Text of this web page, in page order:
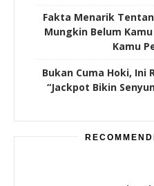
Fakta Menarik
Mungkin Belum
Kamu
Bukan Cuma Hoki, Ini
“Jackpot Bikin